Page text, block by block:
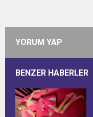
YORUM YAP
BENZER HABERLER